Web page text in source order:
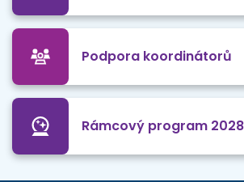
Podpora koordinátorů
Rámcový program